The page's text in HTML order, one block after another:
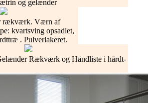
og gelænder
rækværk. Værn af
kvartsving opsadlet,
. Pulverlakeret.
Rækværk og Håndliste i hårdt-